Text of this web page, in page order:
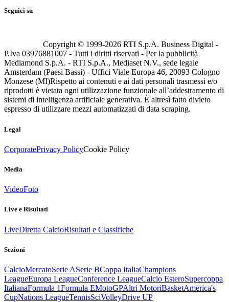
Seguici su
Copyright © 1999-2026 RTI S.p.A. Business Digital -
P.Iva 03976881007 - Tutti i diritti riservati - Per la pubblicità
Mediamond S.p.A. - RTI S.p.A., Mediaset N.V., sede legale
Amsterdam (Paesi Bassi) - Uffici Viale Europa 46, 20093 Cologno
Monzese (MI)Rispetto ai contenuti e ai dati personali trasmessi e/o
riprodotti è vietata ogni utilizzazione funzionale all’addestramento di
sistemi di intelligenza artificiale generativa. È altresì fatto divieto
espresso di utilizzare mezzi automatizzati di data scraping.
Legal
CorporatePrivacy PolicyCookie Policy
Media
VideoFoto
Live e Risultati
LiveDiretta CalcioRisultati e Classifiche
Sezioni
CalcioMercatoSerie ASerie BCoppa ItaliaChampions
LeagueEuropa LeagueConference LeagueCalcio EsteroSupercoppa
ItalianaFormula 1Formula EMotoGPAltri MotoriBasketAmerica's
CupNations LeagueTennisSciVolleyDrive UP